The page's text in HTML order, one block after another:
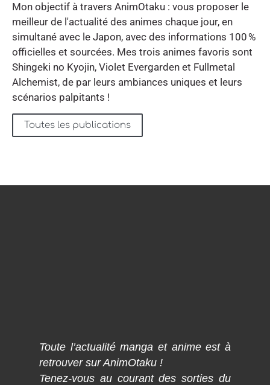
Mon objectif à travers AnimOtaku : vous proposer le
meilleur de l'actualité des animes chaque jour, en
simultané avec le Japon, avec des informations 100 %
officielles et sourcées. Mes trois animes favoris sont
Shingeki no Kyojin, Violet Evergarden et Fullmetal
Alchemist, de par leurs ambiances uniques et leurs
scénarios palpitants !
Toutes les publications
Toute l’actualité manga et anime est à
retrouver sur AnimOtaku !
Tenez-vous au courant des sorties du